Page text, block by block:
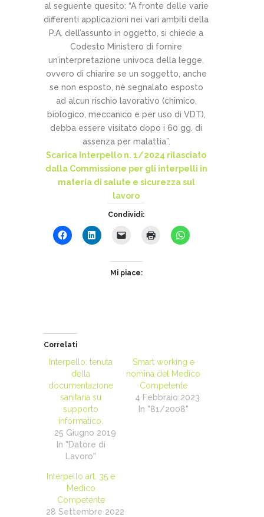
al seguente quesito: “A fronte delle varie
differenti applicazioni nei vari ambiti della
P.A. dell’assunto in oggetto, si chiede a
Codesto Ministero di fornire
un’interpretazione univoca della legge,
ovvero di chiarire se un soggetto, anche
se non esposto, nè segnalato esposto
ad alcun rischio lavorativo (chimico,
biologico, meccanico e per uso di VDT),
debba essere visitato dopo i 60 gg. di
assenza per malattia”.
Scarica Interpello n. 1/2024 rilasciato
dalla Commissione per gli interpelli in
materia di salute e sicurezza sul
lavoro
Condividi:
Mi piace:
Correlati
Interpello: tenuta
della
documentazione
sanitaria su
supporto
informatico.
25 Giugno 2019
In "Datore di
Lavoro"
Smart working e
nomina del Medico
Competente
4 Febbraio 2023
In "81/2008"
Interpello art. 35 e
Medico
Competente
28 Settembre 2022